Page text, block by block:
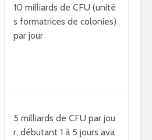
10 milliards de CFU (unité
s formatrices de colonies)
par jour
5 milliards de CFU par jou
r, débutant 1 à 5 jours ava